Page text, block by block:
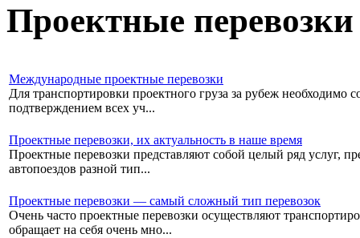
Проектные перевозки
Международные проектные перевозки
Для транспортировки проектного груза за рубеж необходимо
подтверждением всех уч...
Проектные перевозки, их актуальность в наше время
Проектные перевозки представляют собой целый ряд услуг,
автопоездов разной тип...
Проектные перевозки — самый сложный тип перевозок
Очень часто проектные перевозки осуществляют
обращает на себя очень мно...